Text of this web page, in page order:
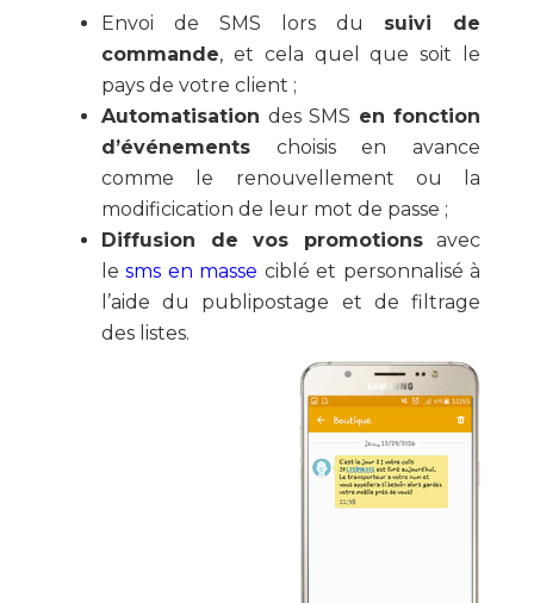
Envoi de SMS lors du suivi de
commande, et cela quel que soit le
pays de votre client ;
Automatisation des SMS en fonction
d’événements choisis en avance
comme le renouvellement ou la
modificication de leur mot de passe ;
Diffusion de vos promotionsavec
le sms en masse ciblé et personnalisé à
l’aide du publipostage et de filtrage
des listes.